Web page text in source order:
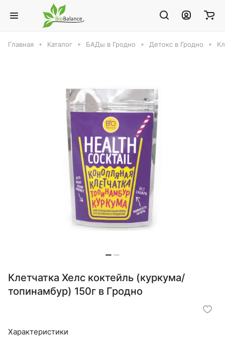
Главная Каталог БАДы в Гродно Детокс в Гродно
Клетчатка Хелс коктейль (куркума/
топинамбур) 150г в Гродно
Характеристики